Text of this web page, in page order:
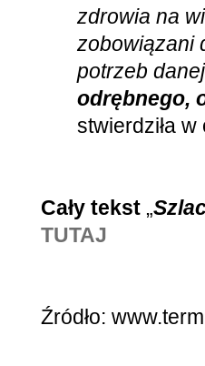
zdrowia na
zobowiązani
potrzeb
odrębnego,
stwierdziła
Cały tekst„
TUTAJ
Źródło: